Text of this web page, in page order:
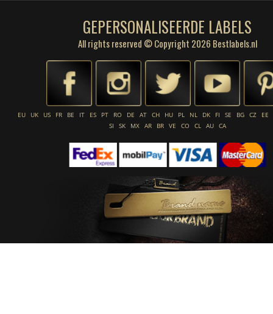
GEPERSONALISEERDE LABELS
All rights reserved © Copyright 2026 Bestlabels.nl
EU UK US FR BE IT ES PT RO DE AT CH HU PL NL DK FI SE BG CZ
EE
SI
SK MX AR BR VE CO CL AU CA